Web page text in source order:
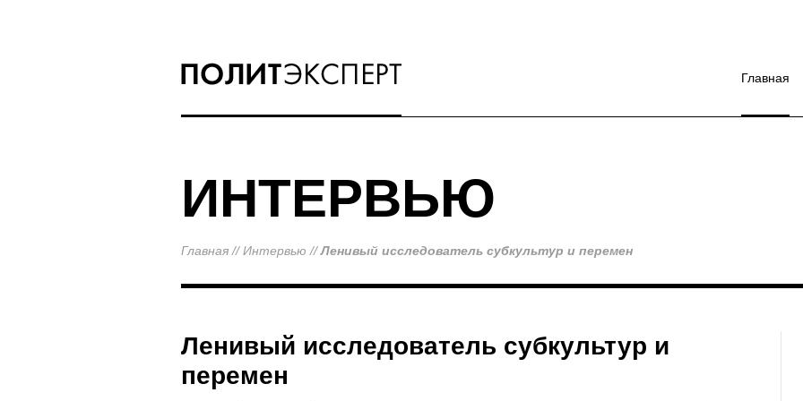
Главная
ИНТЕРВЬЮ
Главная //Интервью //Ленивый исследователь субкультур и перемен
Ленивый исследователь субкультур и
перемен